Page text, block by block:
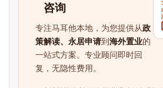
咨询
专注马耳他本地，为您提供从政
策解读、永居申请到海外置业的
一站式方案。专业顾问即时回
复，无隐性费用。